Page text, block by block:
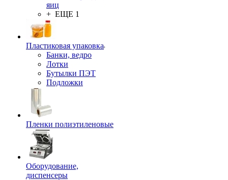
яиц
+ ЕЩЕ 1
Пластиковая упаковка
Банки, ведро
Лотки
Бутылки ПЭТ
Подложки
Пленки полиэтиленовые
Оборудование,
диспенсеры